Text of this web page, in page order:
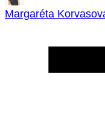
Margaréta